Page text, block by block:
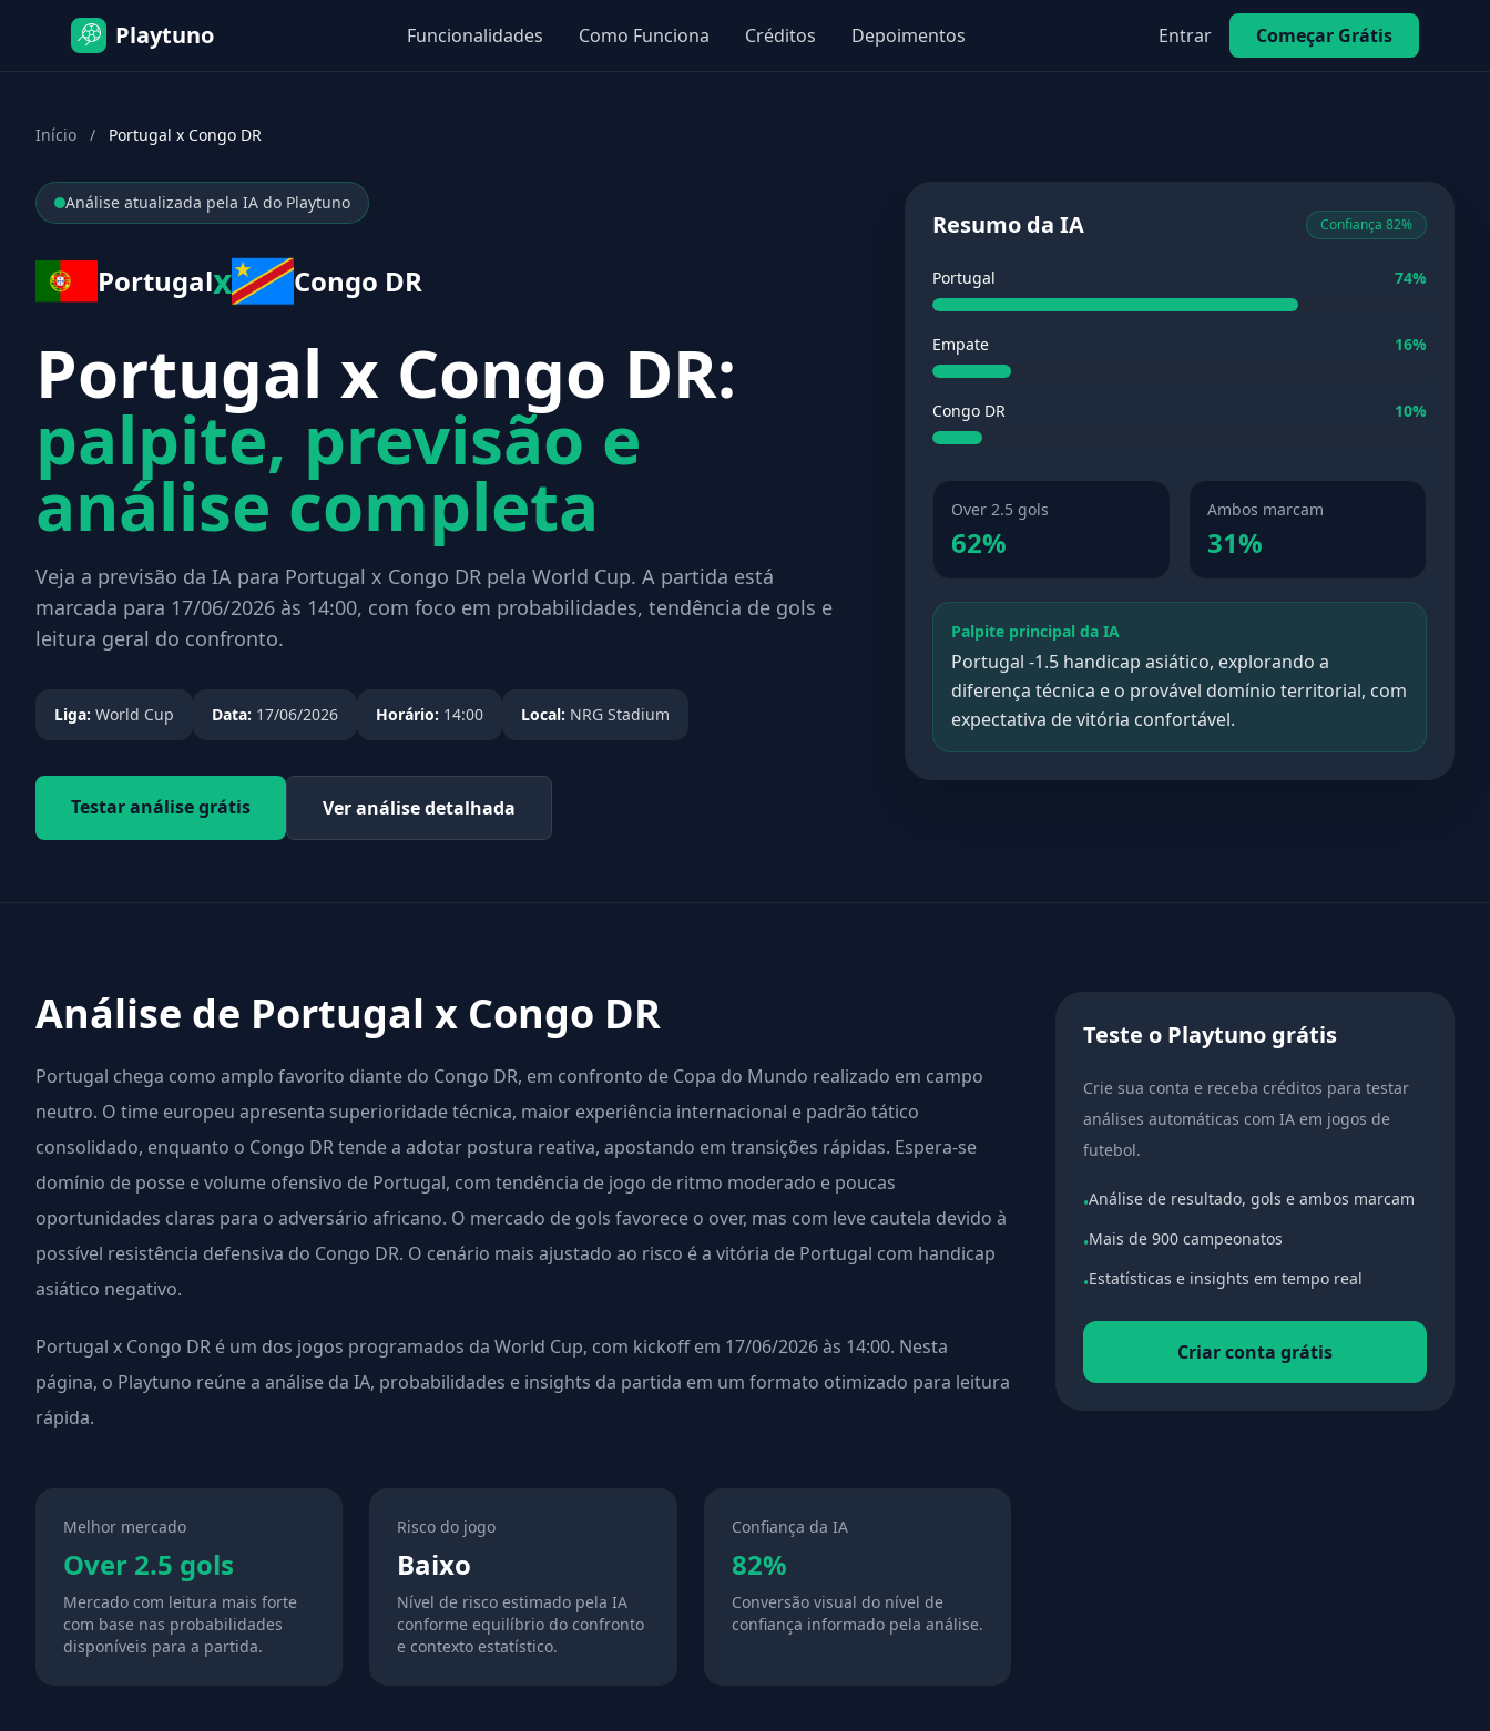
Playtuno Funcionalidades Como Funciona Créditos Depoimentos Entrar Começar Grátis
Início / Portugal x Congo DR
Análise atualizada pela IA do Playtuno
Portugalx Congo DR
Portugal x Congo DR:
palpite, previsão e
análise completa
Veja a previsão da IA para Portugal x Congo DR pela World Cup. A partida está
marcada para 17/06/2026 às 14:00, com foco em probabilidades, tendência de gols e
leitura geral do confronto.
Liga: World Cup Data: 17/06/2026 Horário: 14:00 Local: NRG Stadium
Testar análise grátis Ver análise detalhada
Resumo da IA Confiança 82%
Portugal 74%
Empate 16%
Congo DR 10%
Over 2.5 gols
62%
Ambos marcam
31%
Palpite principal da IA
Portugal -1.5 handicap asiático, explorando a
diferença técnica e o provável domínio territorial, com
expectativa de vitória confortável.
Análise de Portugal x Congo DR
Portugal chega como amplo favorito diante do Congo DR, em confronto de Copa do Mundo realizado em campo
neutro. O time europeu apresenta superioridade técnica, maior experiência internacional e padrão tático
consolidado, enquanto o Congo DR tende a adotar postura reativa, apostando em transições rápidas. Espera-se
domínio de posse e volume ofensivo de Portugal, com tendência de jogo de ritmo moderado e poucas
oportunidades claras para o adversário africano. O mercado de gols favorece o over, mas com leve cautela devido à
possível resistência defensiva do Congo DR. O cenário mais ajustado ao risco é a vitória de Portugal com handicap
asiático negativo.
Portugal x Congo DR é um dos jogos programados da World Cup, com kickoff em 17/06/2026 às 14:00. Nesta
página, o Playtuno reúne a análise da IA, probabilidades e insights da partida em um formato otimizado para leitura
rápida.
Melhor mercado
Over 2.5 gols
Mercado com leitura mais forte
com base nas probabilidades
disponíveis para a partida.
Risco do jogo
Baixo
Nível de risco estimado pela IA
conforme equilíbrio do confronto
e contexto estatístico.
Confiança da IA
82%
Conversão visual do nível de
confiança informado pela análise.
Teste o Playtuno grátis
Crie sua conta e receba créditos para testar
análises automáticas com IA em jogos de
futebol.
•Análise de resultado, gols e ambos marcam
•Mais de 900 campeonatos
•Estatísticas e insights em tempo real
Criar conta grátis